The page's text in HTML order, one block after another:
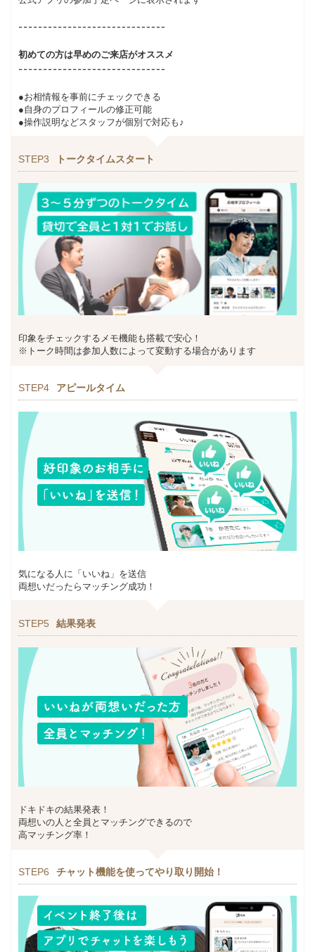
初めての方は早めのご来店がオススメ
●お相情報を事前にチェックできる
●自身のプロフィールの修正可能
●操作説明などスタッフが個別で対応も♪
STEP3 トークタイムスタート
印象をチェックするメモ機能も搭載で安心！
※トーク時間は参加人数によって変動する場合があります
STEP4 アピールタイム
気になる人に「いいね」を送信
両想いだったらマッチング成功！
STEP5 結果発表
ドキドキの結果発表！
両想いの人と全員とマッチングできるので
高マッチング率！
STEP6 チャット機能を使ってやり取り開始！